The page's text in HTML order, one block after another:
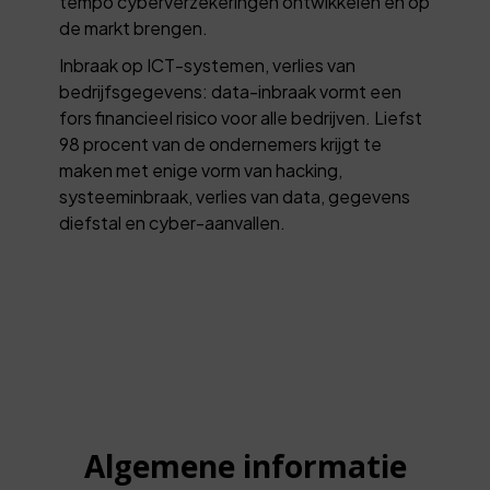
de markt brengen.
Inbraak op ICT-systemen, verlies van
bedrijfsgegevens: data-inbraak vormt een
fors financieel risico voor alle bedrijven. Liefst
98 procent van de ondernemers krijgt te
maken met enige vorm van hacking,
systeeminbraak, verlies van data, gegevens
diefstal en cyber-aanvallen.
Algemene informatie